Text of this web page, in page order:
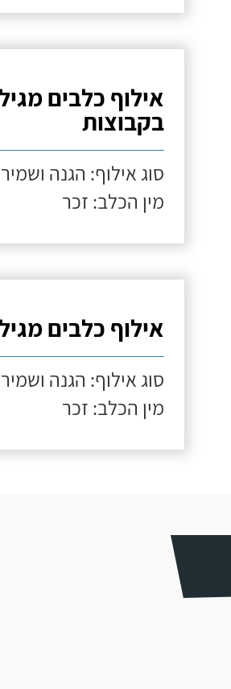
אילוף כלבים
בקבוצות
סוג אילוף: הגנה
מין הכלב: זכר
אילוף כלבים
סוג אילוף: הגנה
מין הכלב: זכר